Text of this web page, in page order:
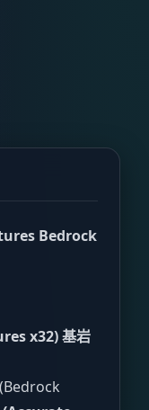
Bedrock
x32) 基岩